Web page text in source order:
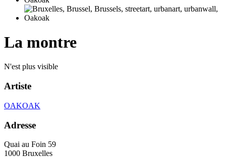
La montre
N'est plus visible
Artiste
OAKOAK
Adresse
Quai au Foin 59
1000 Bruxelles